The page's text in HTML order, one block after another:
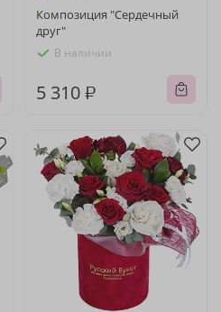
Композиция "Сердечный
друг"
В наличии
5 310 ₽